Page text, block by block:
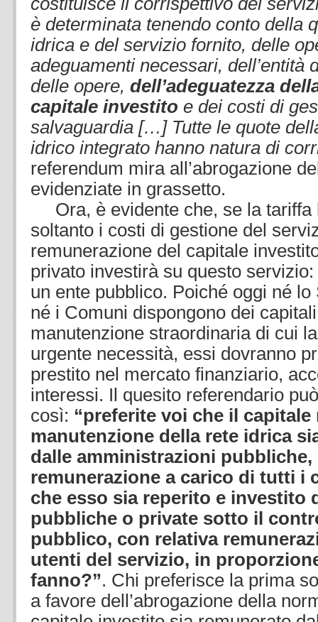
è determinata tenendo conto della
idrica e del servizio fornito, delle
adeguamenti necessari, dell’entità
delle opere, dell’adeguatezza
capitale investito e dei costi di
salvaguardia […] Tutte le quote
idrico integrato hanno natura di
referendum mira all’abrogazione
evidenziate in grassetto.
Ora, è evidente che, se la tariffa
soltanto i costi di gestione del
remunerazione del capitale
privato investirà su questo
un ente pubblico. Poiché oggi né
né i Comuni dispongono dei
manutenzione straordinaria di cui
urgente necessità, essi dovranno
prestito nel mercato finanziario,
interessi. Il quesito referendario
così: “preferite voi che il capitale
manutenzione della rete idrica
dalle amministrazioni pubbliche,
remunerazione a carico di tutti i
che esso sia reperito e investito
pubbliche o private sotto il
pubblico, con relativa
utenti del servizio, in
fanno?”. Chi preferisce la prima
a favore dell’abrogazione della